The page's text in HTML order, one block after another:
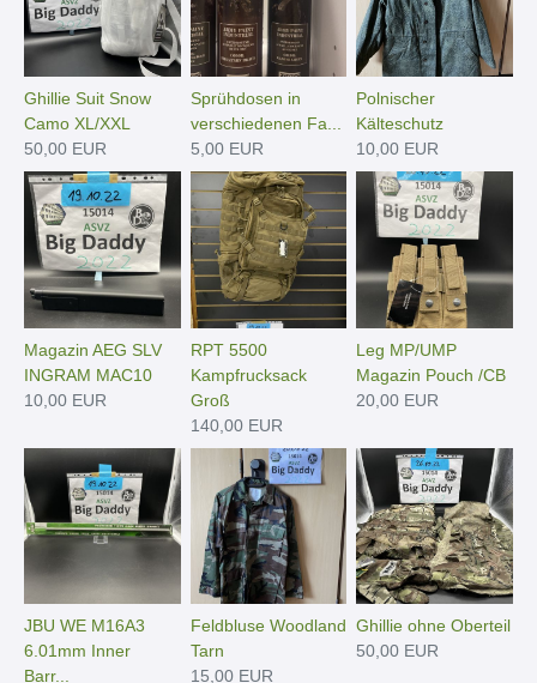
Ghillie Suit Snow
Camo XL/XXL
50,00 EUR
Sprühdosen in
verschiedenen Fa...
5,00 EUR
Polnischer
Kälteschutz
10,00 EUR
Magazin AEG SLV
INGRAM MAC10
10,00 EUR
RPT 5500
Kampfrucksack
Groß
140,00 EUR
Leg MP/UMP
Magazin Pouch /CB
20,00 EUR
JBU WE M16A3
6.01mm Inner
Barr...
Feldbluse Woodland
Tarn
15,00 EUR
Ghillie ohne Oberteil
50,00 EUR